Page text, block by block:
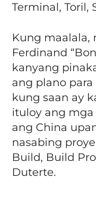
Terminal, Toril,
Kung maalala,
Ferdinand
kanyang
ang plano
kung saan ay
ituloy ang
ang China
nasabing
Build, Build
Duterte.